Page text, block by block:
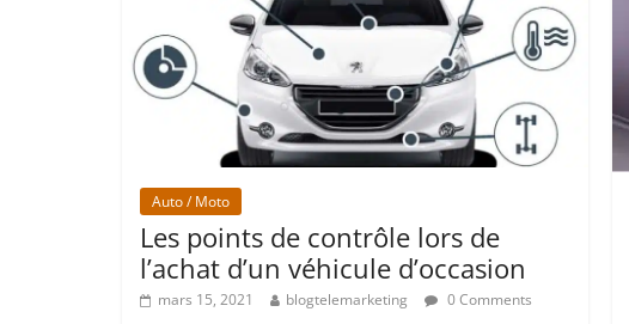
Auto / Moto
Les points de contrôle lors de
l’achat d’un véhicule d’occasion
mars 15, 2021 blogtelemarketing 0 Comments